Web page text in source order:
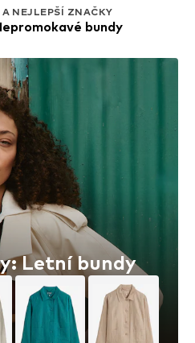
A NEJLEPŠÍ ZNAČKY
bundy
Letní bundy